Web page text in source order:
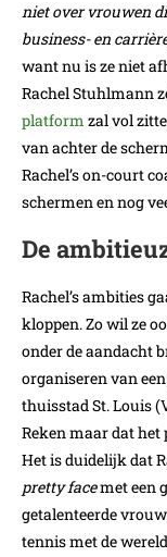
niet over vrouwen
business- en
want nu is ze niet
Rachel Stuhlmann
platform zal vol
van achter de
Rachel’s on-court
schermen en nog
De
Rachel’s ambities
kloppen. Zo wil ze
onder de aandacht
organiseren van
thuisstad St. Louis
Reken maar dat het
Het is duidelijk dat
pretty facemet een
getalenteerde
tennis met de